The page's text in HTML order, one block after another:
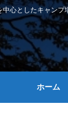
中心としたキャン
ホーム